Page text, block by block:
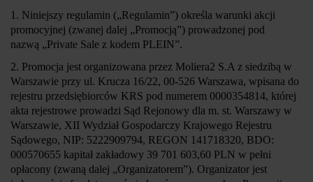
1. Niniejszy regulamin („Regulamin”) określa warunki akcji
promocyjnej (zwanej dalej „Promocją”) prowadzonej pod
nazwą „Private Sale z kodem PLEIN”.
2. Promocja jest organizowana przez Moliera2 S.A z siedzibą w
Warszawie przy ul. Krucza 16/22, 00-526 Warszawa, wpisana do
rejestru przedsiębiorców KRS pod numerem 0000354814, której
akta rejestrowe prowadzi Sąd Rejonowy dla m. st. Warszawy w
Warszawie, XII Wydział Gospodarczy Krajowego Rejestru
Sądowego, NIP: 5222909794, REGON 141718320, BDO:
000570655 kapitał zakładowy 39 701 603,60 PLN w pełni
opłacony (zwaną dalej „Organizatorem”). Organizator jest